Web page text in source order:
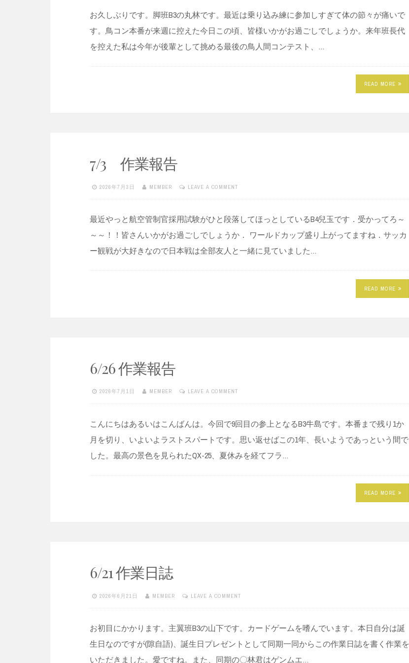
お久しぶりです。脚班B3の丸林です。最近は乗り込み練に参加しすぎて体の節々が痛いで
す。鳥コン本番が来週に控えた今日この頃、皆様いかがお過ごしでしょうか。来年班長代
を控えた私は今年が後輩として挑める最後の鳥人間コンテスト、…
READ MORE
7/3 作業報告
2026年7月3日 MEMBER LEAVE A COMMENT
最近やっと航空管制官採用試験がひと段落してほっとしているB4兒玉です．受かってろ～
～～！！皆さんいかがお過ごしでしょうか． ワールドカップ盛り上がってますね．サッカ
ー観戦が大好きなので日本戦は全部友人と一緒に見ていました…
READ MORE
6/26 作業報告
2026年7月1日 MEMBER LEAVE A COMMENT
こんにちはあるいはこんばんは。今回で9回目の参上となるB3牛島です。本番まで残り1か
月を切り、いよいよラストスパートです。思い返せばこの1年、長いようであっという間で
した。最高の景色を見られたQX-25、夏休みを経てフラ…
READ MORE
6/21 作業日誌
2026年6月21日 MEMBER LEAVE A COMMENT
お初目にかかります。主翼班B3の山下です。カードゲームを嗜んでいます。本日自分は誕
生日なのですが(隙自語)、誕生日プレゼントとして同期一同からこの作業日誌を書く作業を
いただきました。愛ですね。また、同期の〇林君はゲンムエ…